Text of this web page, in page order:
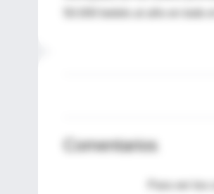
50.000 bebés al año en todo
Comentarios
Para ver